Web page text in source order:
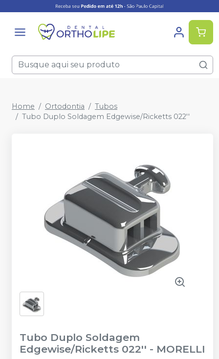
Home Ortodontia
Tubos
Tubo Duplo Soldagem Edgewise/Ricketts 022''
Tubo Duplo Soldagem
Edgewise/Ricketts 022'' - MORELLI